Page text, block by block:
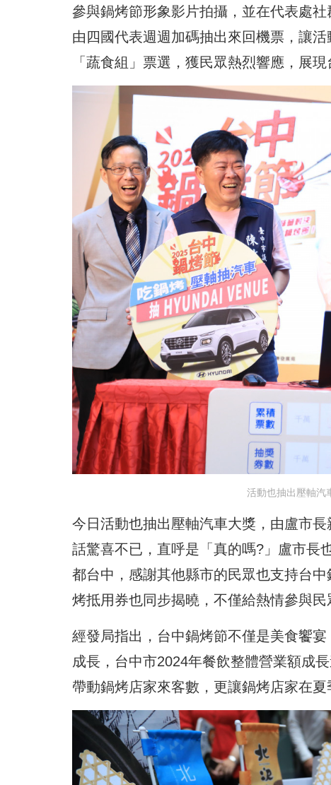
參與鍋烤節形象影片拍攝，並在代表處
由四國代表週週加碼抽出來回機票，讓
「蔬食組」票選，獲民眾熱烈響應，展
活動也抽出壓軸汽
今日活動也抽出壓軸汽車大獎，由盧市
話驚喜不已，直呼是「真的嗎?」盧市長
都台中，感謝其他縣市的民眾也支持台
烤抵用券也同步揭曉，不僅給熱情參與
經發局指出，台中鍋烤節不僅是美食饗
成長，台中市2024年餐飲整體營業額成
帶動鍋烤店家來客數，更讓鍋烤店家在夏